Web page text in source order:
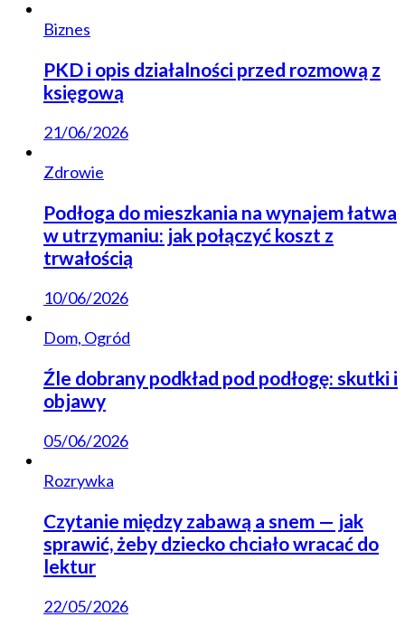
Biznes
PKD i opis działalności przed rozmową z
księgową
21/06/2026
Zdrowie
Podłoga do mieszkania na wynajem łatwa
w utrzymaniu: jak połączyć koszt z
trwałością
10/06/2026
Dom, Ogród
Źle dobrany podkład pod podłogę: skutki i
objawy
05/06/2026
Rozrywka
Czytanie między zabawą a snem — jak
sprawić, żeby dziecko chciało wracać do
lektur
22/05/2026